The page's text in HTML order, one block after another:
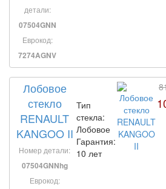
детали:
07504GNN
Еврокод:
7274AGNV
Лобовое
стекло
RENAULT
KANGOO II
Номер детали:
07504GNNhg
Еврокод:
Тип
стекла:
Лобовое
Гарантия:
10 лет